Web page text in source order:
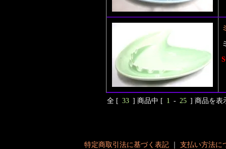
全 [ 33 ] 商品中 [ 1 - 25 ] 商品を表
特定商取引法に基づく表記｜ 支払い方法に